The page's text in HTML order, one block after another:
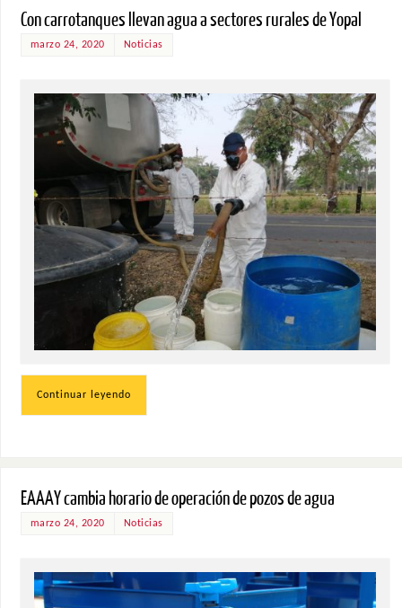
Con carrotanques llevan agua a sectores rurales de Yopal
marzo 24, 2020 Noticias
Continuar leyendo
EAAAY cambia horario de operación de pozos de agua
marzo 24, 2020 Noticias